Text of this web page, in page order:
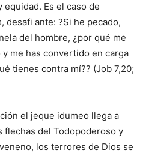
Es el caso de
desafi ante: ?Si he pecado,
del hombre, ¿por qué me
me has convertido en carga
tienes contra mí?? (Job 7,20;
el jeque idumeo llega a
flechas del Todopoderoso y
los terrores de Dios se